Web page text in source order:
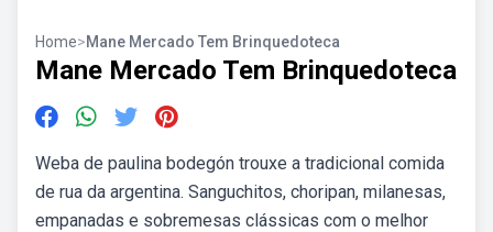
Home>Mane Mercado Tem Brinquedoteca
Mane Mercado Tem Brinquedoteca
Weba de paulina bodegón trouxe a tradicional comida
de rua da argentina. Sanguchitos, choripan, milanesas,
empanadas e sobremesas clássicas com o melhor